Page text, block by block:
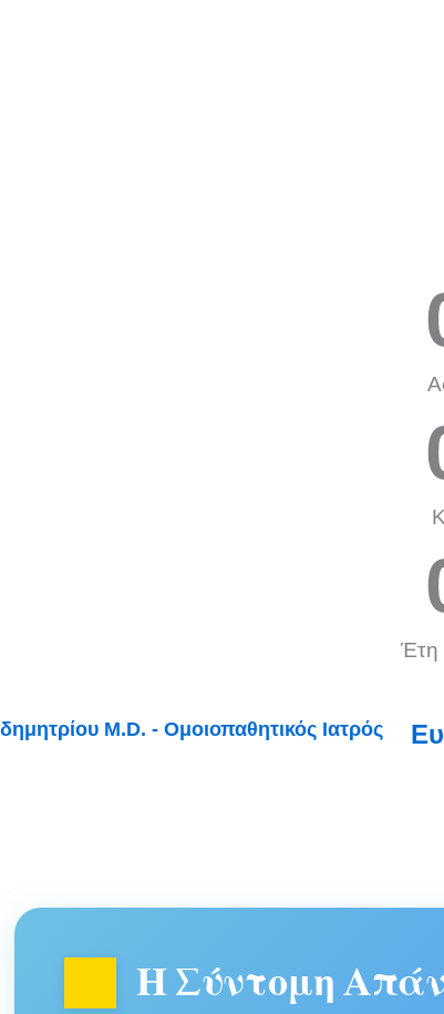
Έτη
Η Σύντομη